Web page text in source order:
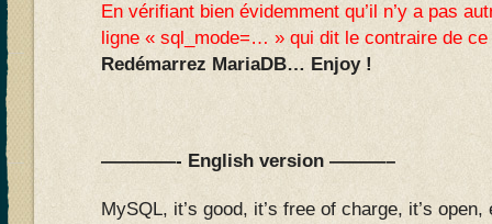
En vérifiant bien évidemment qu’il n’y a pas
ligne « sql_mode=… » qui dit le contraire de ce
Redémarrez MariaDB… Enjoy !
————- English version ———–
MySQL, it’s good, it’s free of charge, it’s